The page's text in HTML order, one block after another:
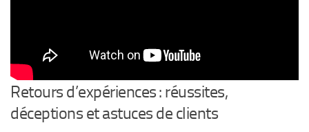
Retours d’expériences : réussites,
déceptions et astuces de clients